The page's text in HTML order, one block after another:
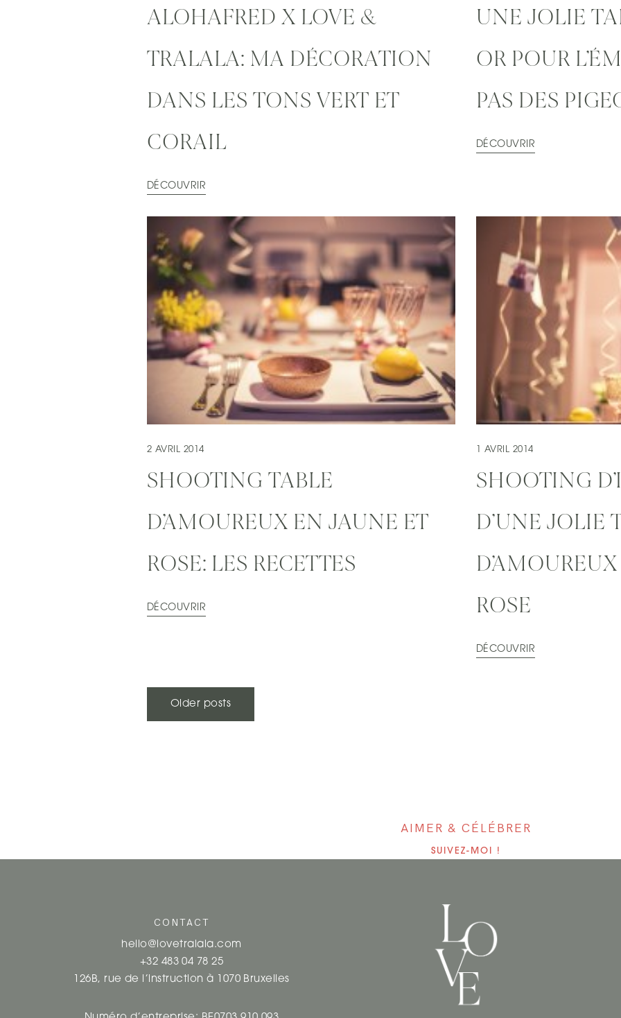
ALOHAFRED X LOVE &
TRALALA: MA DÉCORATION
DANS LES TONS VERT ET
CORAIL
DÉCOUVRIR
UNE JOLIE
OR POUR
PAS DES
DÉCOUVRIR
2 AVRIL 2014
SHOOTING TABLE
D’AMOUREUX EN JAUNE ET
ROSE: LES RECETTES
DÉCOUVRIR
1 AVRIL 2014
SHOOTING
D’UNE JOLIE
ROSE
DÉCOUVRIR
NAVIGATION
Older posts
AIMER & CÉLÉBRER
SUIVEZ-MOI !
CONTACT
hello@lovetralala.com
+32 483 04 78 25
126B, rue de l’instruction à 1070 Bruxelles